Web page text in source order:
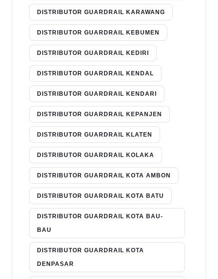
DISTRIBUTOR GUARDRAIL KARAWANG
DISTRIBUTOR GUARDRAIL KEBUMEN
DISTRIBUTOR GUARDRAIL KEDIRI
DISTRIBUTOR GUARDRAIL KENDAL
DISTRIBUTOR GUARDRAIL KENDARI
DISTRIBUTOR GUARDRAIL KEPANJEN
DISTRIBUTOR GUARDRAIL KLATEN
DISTRIBUTOR GUARDRAIL KOLAKA
DISTRIBUTOR GUARDRAIL KOTA AMBON
DISTRIBUTOR GUARDRAIL KOTA BATU
DISTRIBUTOR GUARDRAIL KOTA BAU-
BAU
DISTRIBUTOR GUARDRAIL KOTA
DENPASAR